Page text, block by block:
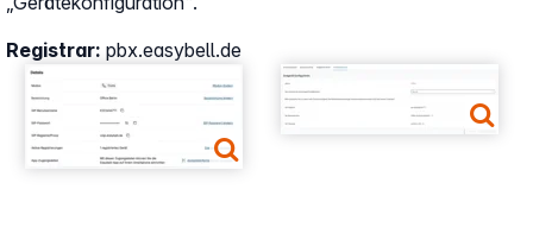
Show larger version Show larger version
Registrar: pbx.easybell.de